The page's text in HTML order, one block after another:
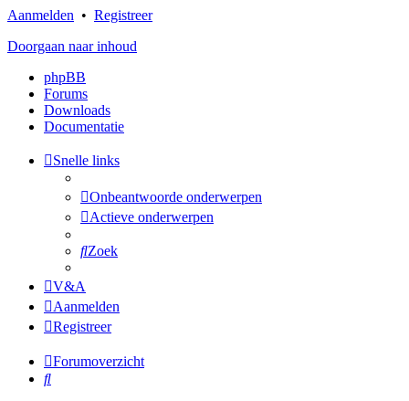
Aanmelden • Registreer
Doorgaan naar inhoud
phpBB
Forums
Downloads
Documentatie
Snelle links
Onbeantwoorde onderwerpen
Actieve onderwerpen
Zoek
V&A
Aanmelden
Registreer
Forumoverzicht
Zoek